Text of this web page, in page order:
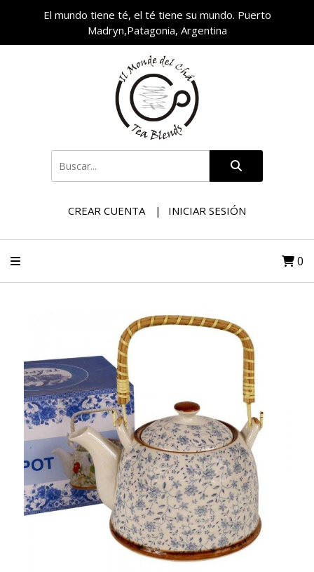
El mundo tiene té, el té tiene su mundo. Puerto
Madryn,Patagonia, Argentina
CREAR CUENTA INICIAR SESIÓN
0